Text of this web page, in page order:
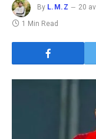
By L.M.Z 20
1 Min Read